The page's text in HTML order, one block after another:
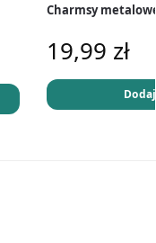
Charmsy
19,99 zł